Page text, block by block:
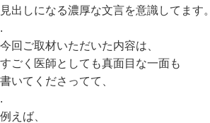
見出しになる濃厚な文言を意識してます。
.
今回ご取材いただいた内容は、
すごく医師としても真面目な一面も
書いてくださってて、
.
例えば、